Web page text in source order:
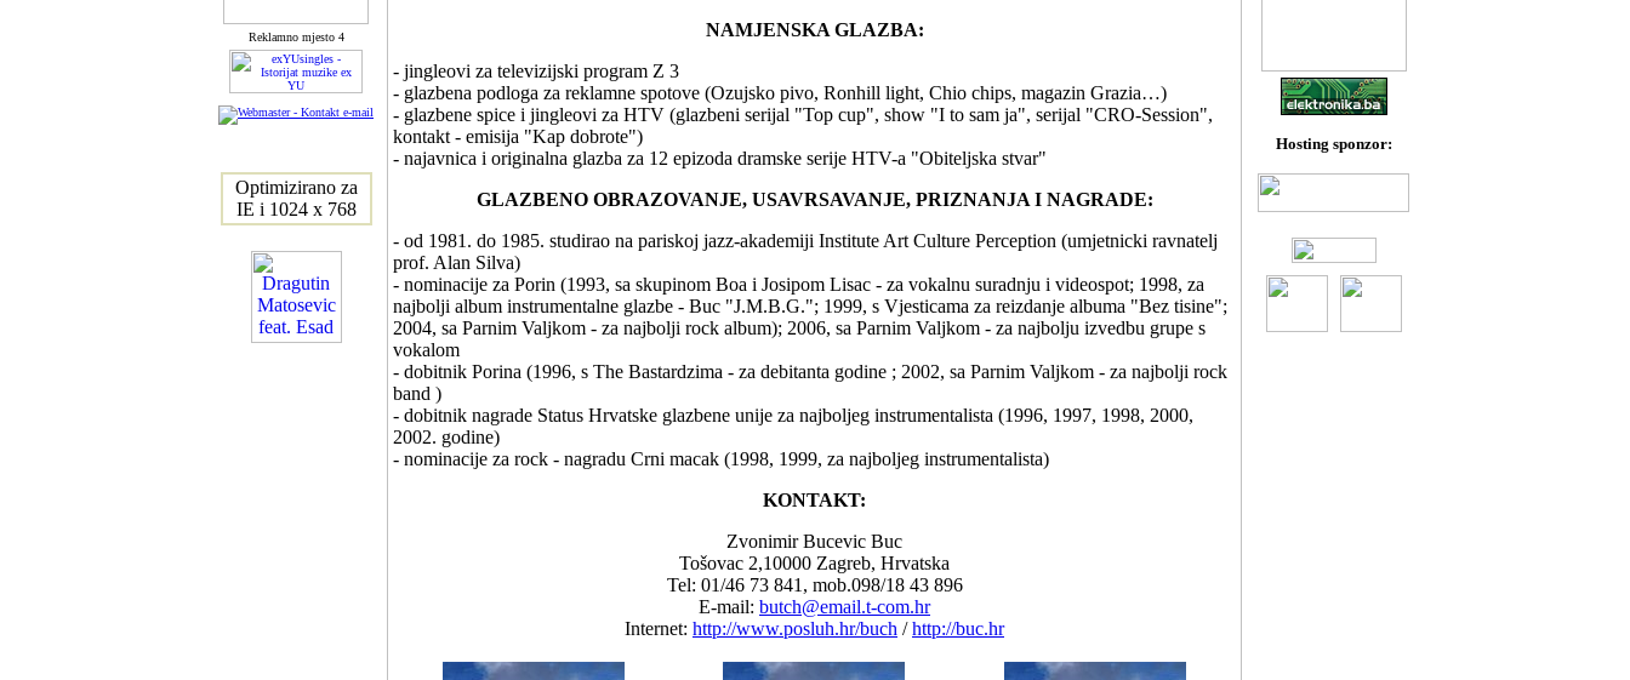
Reklamno mjesto 4
Optimizirano za
IE i 1024 x 768
NAMJENSKA GLAZBA:
- jingleovi za televizijski program Z 3
- glazbena podloga za reklamne spotove (Ozujsko pivo, Ronhill light, Chio chips, magazin Grazia…)
- glazbene spice i jingleovi za HTV (glazbeni serijal "Top cup", show "I to sam ja", serijal "CRO-Session",
kontakt - emisija "Kap dobrote")
- najavnica i originalna glazba za 12 epizoda dramske serije HTV-a "Obiteljska stvar"
GLAZBENO OBRAZOVANJE, USAVRSAVANJE, PRIZNANJA I NAGRADE:
- od 1981. do 1985. studirao na pariskoj jazz-akademiji Institute Art Culture Perception (umjetnicki ravnatelj
prof. Alan Silva)
- nominacije za Porin (1993, sa skupinom Boa i Josipom Lisac - za vokalnu suradnju i videospot; 1998, za
najbolji album instrumentalne glazbe - Buc "J.M.B.G."; 1999, s Vjesticama za reizdanje albuma "Bez tisine";
2004, sa Parnim Valjkom - za najbolji rock album); 2006, sa Parnim Valjkom - za najbolju izvedbu grupe s
vokalom
- dobitnik Porina (1996, s The Bastardzima - za debitanta godine ; 2002, sa Parnim Valjkom - za najbolji rock
band )
- dobitnik nagrade Status Hrvatske glazbene unije za najboljeg instrumentalista (1996, 1997, 1998, 2000,
2002. godine)
- nominacije za rock - nagradu Crni macak (1998, 1999, za najboljeg instrumentalista)
KONTAKT:
Zvonimir Bucevic Buc
Tošovac 2,10000 Zagreb, Hrvatska
Tel: 01/46 73 841, mob.098/18 43 896
E-mail: butch@email.t-com.hr
Internet: http://www.posluh.hr/buch /http://buc.hr
Hosting sponzor: